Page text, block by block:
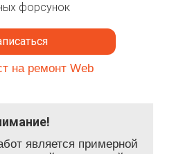
форсунок
на ремонт Web
является примерной